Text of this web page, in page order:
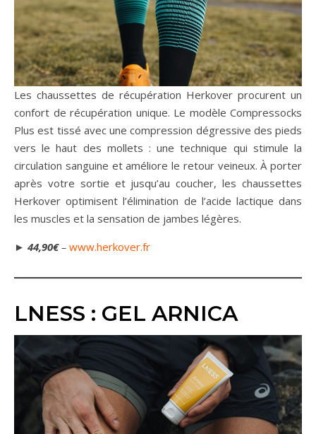
Les chaussettes de récupération Herkover procurent un
confort de récupération unique. Le modèle Compressocks
Plus est tissé avec une compression dégressive des pieds
vers le haut des mollets : une technique qui stimule la
circulation sanguine et améliore le retour veineux. À porter
après votre sortie et jusqu’au coucher, les chaussettes
Herkover optimisent l’élimination de l’acide lactique dans
les muscles et la sensation de jambes légères.
► 44,90€– www.herkover.fr
LNESS : GEL ARNICA